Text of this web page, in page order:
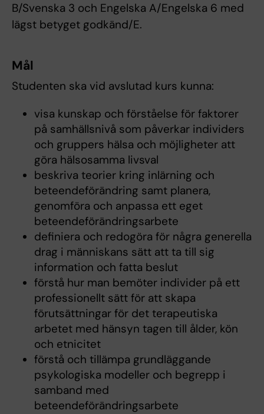
B/Svenska 3 och Engelska A/Engelska 6 med
lägst betyget godkänd/E.
Mål
Studenten ska vid avslutad kurs kunna:
visa kunskap och förståelse för faktorer
på samhällsnivå som påverkar individers
och gruppers hälsa och möjligheter att
göra hälsosamma livsval
beskriva teorier kring inlärning och
beteendeförändring samt planera,
genomföra och anpassa ett eget
beteendeförändringsarbete
definiera och redogöra för några generella
drag i människans sätt att ta till sig
information och fatta beslut
förstå hur man bemöter individer på ett
professionellt sätt för att skapa
förutsättningar för det terapeutiska
arbetet med hänsyn tagen till ålder, kön
och etnicitet
förstå och tillämpa grundläggande
psykologiska modeller och begrepp i
samband med
beteendeförändringsarbete